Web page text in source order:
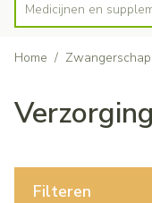
Product, merk,
Medicijnen e
Home /
Verzorging
Filteren